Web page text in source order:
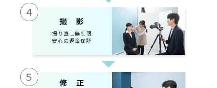
４
撮 影
撮り直し無制限
安心の返金保証
５ 修 正